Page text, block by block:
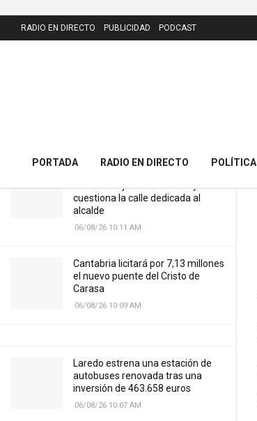
cuestiona la calle dedicada al
alcalde
06/08/26 10:11 AM
Cantabria licitará por 7,13 millones
el nuevo puente del Cristo de
Carasa
06/08/26 10:09 AM
Laredo estrena una estación de
autobuses renovada tras una
inversión de 463.658 euros
06/08/26 10:07 AM
RADIO EN DIRECTO PUBLICIDAD PODCAST
PORTADA RADIO EN DIRECTO POLÍTICA